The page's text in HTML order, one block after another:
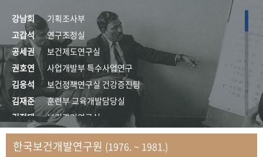
기록물 아카이브
사진 아카이브 문서 기록물 행정박물 영상 기록물
50+1주년 기념
성과 50선 숫자로 보는 50년
세계와 함께 한 KIHASA
강남희
기획조사부
고갑석
연구조정실
공세권
보건제도연구실
권호연
사업개발부 특수사업연구
김응석
보건정책연구실 건강증진팀
김재준
훈련부 교육개발담당실
김정태
보건관리연구실
김지자
연구부 사회개발담당실
김태룡
조사평가부 연구과
한국보건개발연구원 (1976. ~ 1981.)